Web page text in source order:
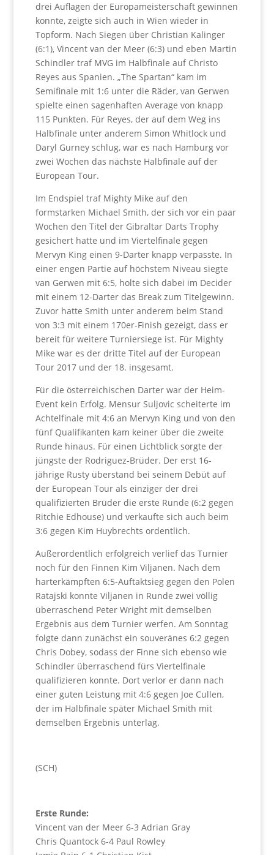
drei Auflagen der Europameisterschaft gewinnen
konnte, zeigte sich auch in Wien wieder in
Topform. Nach Siegen über Christian Kalinger
(6:1), Vincent van der Meer (6:3) und eben Martin
Schindler traf MVG im Halbfinale auf Christo
Reyes aus Spanien. „The Spartan“ kam im
Semifinale mit 1:6 unter die Räder, van Gerwen
spielte einen sagenhaften Average von knapp
115 Punkten. Für Reyes, der auf dem Weg ins
Halbfinale unter anderem Simon Whitlock und
Daryl Gurney schlug, war es nach Hamburg vor
zwei Wochen das nächste Halbfinale auf der
European Tour.
Im Endspiel traf Mighty Mike auf den
formstarken Michael Smith, der sich vor ein paar
Wochen den Titel der Gibraltar Darts Trophy
gesichert hatte und im Viertelfinale gegen
Mervyn King einen 9-Darter knapp verpasste. In
einer engen Partie auf höchstem Niveau siegte
van Gerwen mit 6:5, holte sich dabei im Decider
mit einem 12-Darter das Break zum Titelgewinn.
Zuvor hatte Smith unter anderem beim Stand
von 3:3 mit einem 170er-Finish gezeigt, dass er
bereit für weitere Turniersiege ist. Für Mighty
Mike war es der dritte Titel auf der European
Tour 2017 und der 18. insgesamt.
Für die österreichischen Darter war der Heim-
Event kein Erfolg. Mensur Suljovic scheiterte im
Achtelfinale mit 4:6 an Mervyn King und von den
fünf Qualifikanten kam keiner über die zweite
Runde hinaus. Für einen Lichtblick sorgte der
jüngste der Rodriguez-Brüder. Der erst 16-
jährige Rusty überstand bei seinem Debüt auf
der European Tour als einziger der drei
qualifizierten Brüder die erste Runde (6:2 gegen
Ritchie Edhouse) und verkaufte sich auch beim
3:6 gegen Kim Huybrechts ordentlich.
Außerordentlich erfolgreich verlief das Turnier
noch für den Finnen Kim Viljanen. Nach dem
harterkämpften 6:5-Auftaktsieg gegen den Polen
Ratajski konnte Viljanen in Runde zwei völlig
überraschend Peter Wright mit demselben
Ergebnis aus dem Turnier werfen. Am Sonntag
folgte dann zunächst ein souveränes 6:2 gegen
Chris Dobey, sodass der Finne sich ebenso wie
Schindler überraschend fürs Viertelfinale
qualifizieren konnte. Dort verlor er dann nach
einer guten Leistung mit 4:6 gegen Joe Cullen,
der im Halbfinale später Michael Smith mit
demselben Ergebnis unterlag.
(SCH)
Erste Runde:
Vincent van der Meer 6-3 Adrian Gray
Chris Quantock 6-4 Paul Rowley